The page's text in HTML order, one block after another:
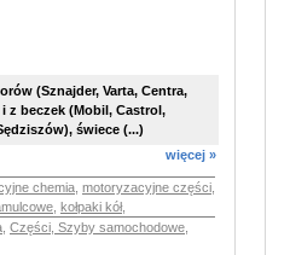
(Sznajder, Varta, Centra,
z beczek (Mobil, Castrol,
świece (...)
więcej »
chemia motoryzacyjne części
kołpaki kół,
Części, Szyby samochodowe,